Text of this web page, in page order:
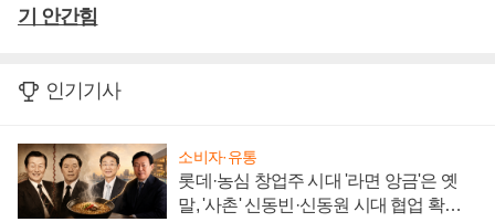
기 안간힘
인기기사
소비자·유통
롯데·농심 창업주 시대 '라면 앙금'은 옛
말, '사촌' 신동빈·신동원 시대 협업 확대